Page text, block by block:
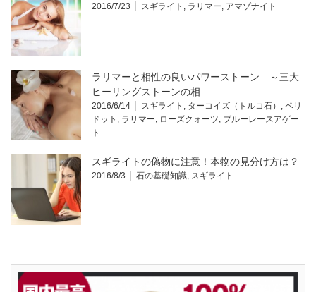
2016/7/23 スギライト ラリマー アマゾナイト
ラリマーと相性の良いパワーストーン ～三大
ヒーリングストーンの相…
2016/6/14 スギライト ターコイズ（トルコ石）
ペリ
ドット
ラリマー ローズクォーツ ブルーレースアゲー
ト
スギライトの偽物に注意！本物の見分け方は？
2016/8/3 石の基礎知識 スギライト